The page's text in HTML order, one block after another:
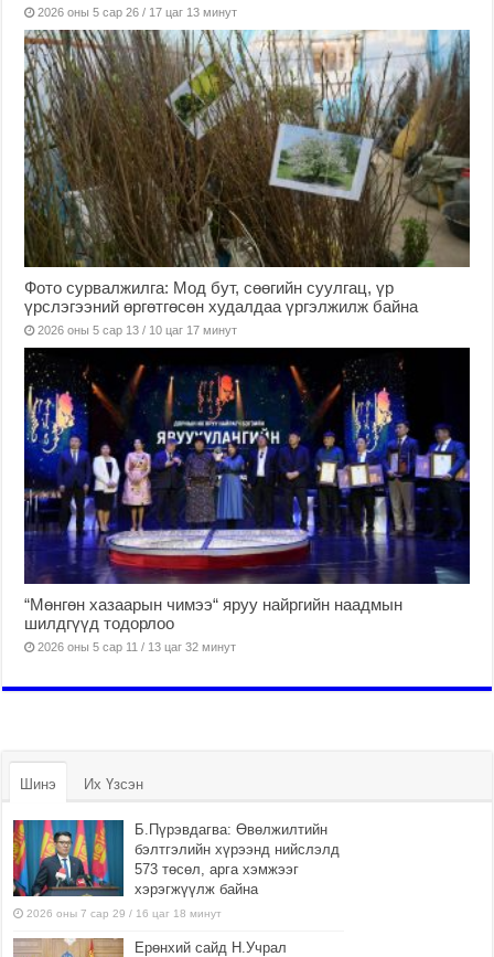
2026 оны 5 сар 26 / 17 цаг 13 минут
Фото сурвалжилга: Мод бут, сөөгийн суулгац, үр
үрслэгээний өргөтгөсөн худалдаа үргэлжилж байна
2026 оны 5 сар 13 / 10 цаг 17 минут
“Мөнгөн хазаарын чимээ“ яруу найргийн наадмын
шилдгүүд тодорлоо
2026 оны 5 сар 11 / 13 цаг 32 минут
Шинэ Их Үзсэн
Б.Пүрэвдагва: Өвөлжилтийн
бэлтгэлийн хүрээнд нийслэлд
573 төсөл, арга хэмжээг
хэрэгжүүлж байна
2026 оны 7 сар 29 / 16 цаг 18 минут
Ерөнхий сайд Н.Учрал